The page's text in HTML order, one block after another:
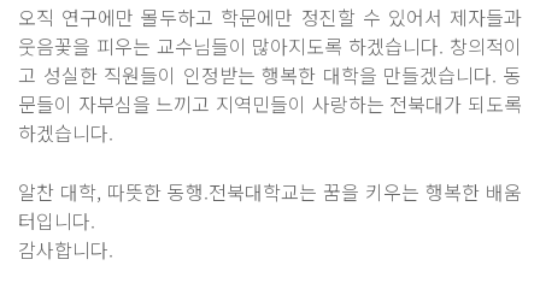
오직 연구에만 몰두하고 학문에만 정진할 수 있어서 제자들과
웃음꽃을 피우는 교수님들이 많아지도록 하겠습니다. 창의적이
고 성실한 직원들이 인정받는 행복한 대학을 만들겠습니다. 동
문들이 자부심을 느끼고 지역민들이 사랑하는 전북대가 되도록
하겠습니다.
알찬 대학, 따뜻한 동행.전북대학교는 꿈을 키우는 행복한 배움
터입니다.
감사합니다.